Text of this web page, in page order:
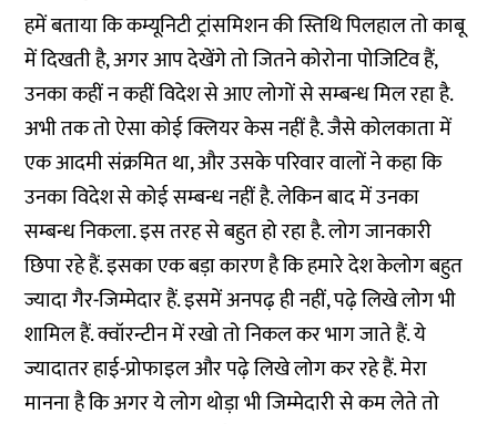
हमें बताया कि कम्यूनिटी ट्रांसमिशन की स्तिथि पिलहाल तो काबू
में दिखती है, अगर आप देखेंगे तो जितने कोरोना पोजिटिव हैं,
उनका कहीं न कहीं विदेश से आए लोगों से सम्बन्ध मिल रहा है.
अभी तक तो ऐसा कोई क्लियर केस नहीं है. जैसे कोलकाता में
एक आदमी संक्रमित था, और उसके परिवार वालों ने कहा कि
उनका विदेश से कोई सम्बन्ध नहीं है. लेकिन बाद में उनका
सम्बन्ध निकला. इस तरह से बहुत हो रहा है. लोग जानकारी
छिपा रहे हैं. इसका एक बड़ा कारण है कि हमारे देश केलोग बहुत
ज्यादा गैर-जिम्मेदार हैं. इसमें अनपढ़ ही नहीं, पढ़े लिखे लोग भी
शामिल हैं. क्वॉरन्टीन में रखो तो निकल कर भाग जाते हैं. ये
ज्यादातर हाई-प्रोफाइल और पढ़े लिखे लोग कर रहे हैं. मेरा
मानना है कि अगर ये लोग थोड़ा भी जिम्मेदारी से कम लेते तो